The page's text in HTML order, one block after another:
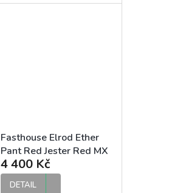
Fasthouse Elrod Ether
Pant Red Jester Red MX
kalhoty
4 400 Kč
DETAIL